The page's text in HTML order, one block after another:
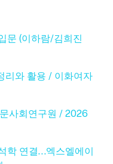
문 (이하람/김희진
리와 활용 / 이화여자
사회연구원 / 2026
학 연결…엑스엘에이